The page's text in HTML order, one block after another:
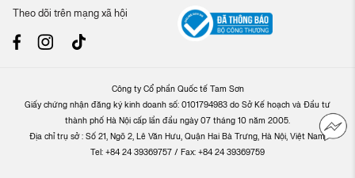
Theo dõi trên mạng xã hội
Công ty Cổ phần Quốc tế Tam Sơn
Giấy chứng nhận đăng ký kinh doanh số: 0101794983 do Sở Kế hoạch và Đầu tư
thành phố Hà Nội cấp lần đầu ngày 07 tháng 10 năm 2005.
Địa chỉ trụ sở : Số 21, Ngõ 2, Lê Văn Hưu, Quận Hai Bà Trưng, Hà Nội, Việt Nam.
Tel: +84 24 39369757 / Fax: +84 24 39369759